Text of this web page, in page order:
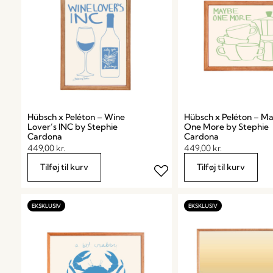
Hübsch x Peléton – Wine
Lover’s INC by Stephie
Cardona
449,00 kr.
Tilføj til kurv
Hübsch x Peléton –
One More by Stephie
Cardona
449,00 kr.
Tilføj til kurv